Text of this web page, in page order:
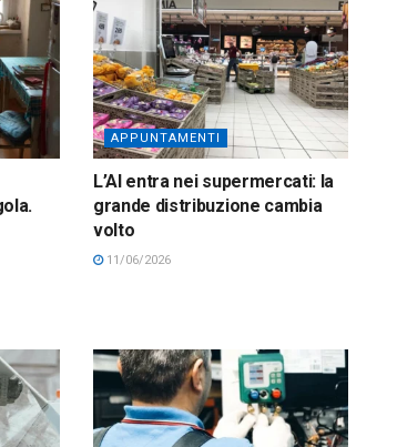
APPUNTAMENTI
L’AI entra nei supermercati: la
grande distribuzione cambia
volto
11/06/2026